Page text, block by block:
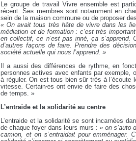
Le groupe de travail Vivre ensemble est
récent. Ses membres sont notamment en
sein de la maison commune ou de proposer
« On avait tous très hâte de vivre dans les
médiation et de formation : c’est très
en collectif, ce n’est pas inné, ça s’apprend.
d’autres façons de faire. Prendre des
société actuelle qui nous l’apprend. »
Il a aussi des différences de rythme, en
personnes actives avec enfants par exemple,
à réguler. On est tous bien sûr très à l’écoute
vitesse. Certain⸱es ont envie de faire des
de temps. »
L’entraide et la solidarité au centre
L’entraide et la solidarité se sont incarnées
de chaque foyer dans leurs murs :« on
camion, et on s’entraidait pour emménager.